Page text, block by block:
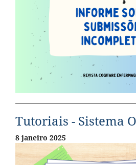
Tutoriais - Sistema
8 janeiro 2025